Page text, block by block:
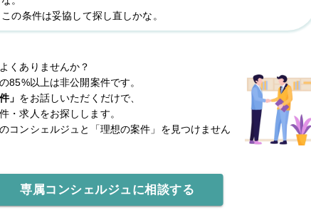
この条件は妥協して探し直しかな。
くありませんか？
85%以上は非公開案件です。
」 をお話しいただくだけで、
・求人をお探しします。
コンシェルジュと
「理想の案件」を見つけません
専属コンシェルジュに相談する